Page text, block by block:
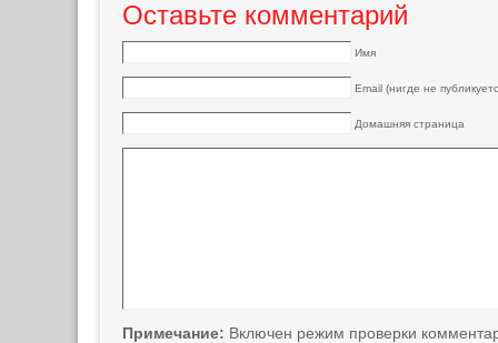
Оставьте комментарий
Имя
Email (нигде не
Домашняя страница
Примечание: Включен режим проверки